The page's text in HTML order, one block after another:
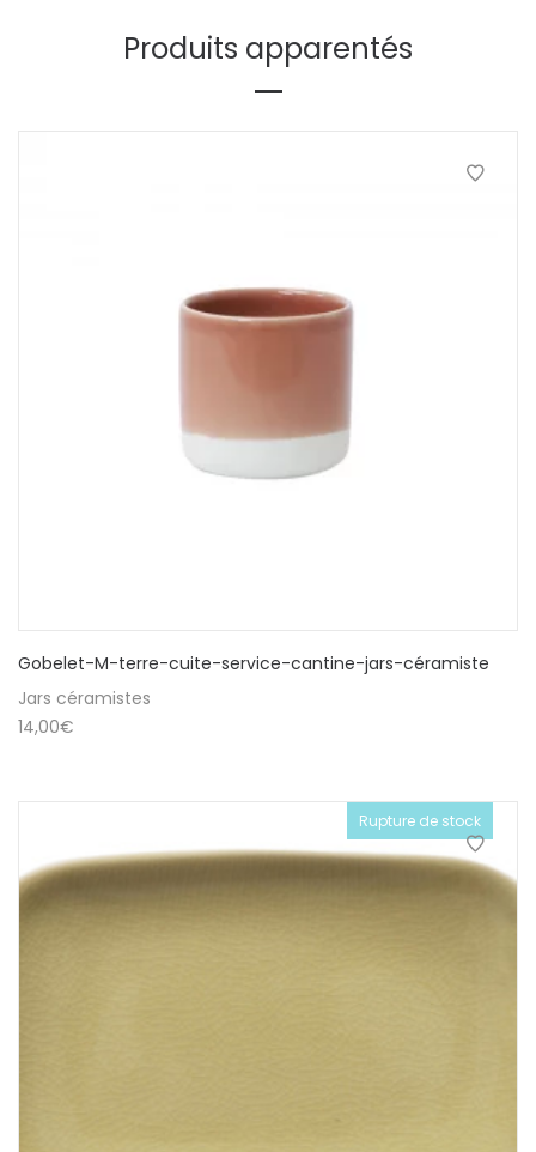
Produits apparentés
Gobelet-M-terre-cuite-service-cantine-jars-céramiste
Jars céramistes
14,00€
Rupture de stock